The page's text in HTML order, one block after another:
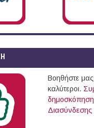
Βοηθήστε
καλύτεροι.
δημοσκόπηση
Διασύνδεσης